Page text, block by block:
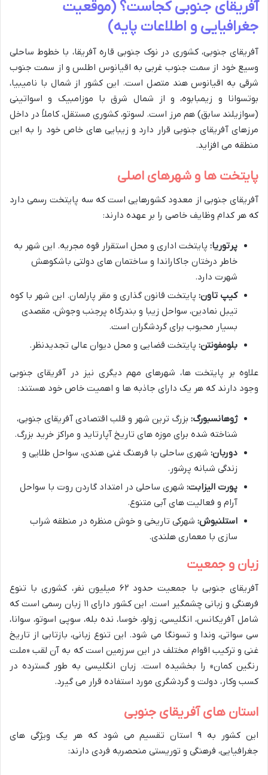
آفریقای جنوبی کجاست؟ (موقعیت
جغرافیایی و اطلاعات پایه)
آفریقای جنوبی، کشوری در نوک جنوبی قاره آفریقا، با خطوط ساحلی
وسیع خود از سمت جنوب غربی به اقیانوس اطلس و از سمت جنوب
شرقی به اقیانوس هند متصل است. این کشور از شمال با نامیبیا،
بوتسوانا و زیمبابوه، و از شمال شرق با موزامبیک و اسواتینی
(سوازیلند سابق) هم مرز است. لسوتو، کشوری مستقل، کاملاً در داخل
مرزهای آفریقای جنوبی قرار دارد و زیبایی های خاص خود را به این
منطقه می افزاید.
پایتخت ها و شهرهای اصلی
آفریقای جنوبی از معدود کشورهایی است که سه پایتخت رسمی دارد
که هر کدام وظایف خاصی را بر عهده دارند:
پرتوریا: پایتخت اداری و محل استقرار قوه مجریه. این شهر به
خاطر درختان جاکاراندا و ساختمان های دولتی باشکوهش
شهرت دارد.
کیپ تاون: پایتخت قانون گذاری و مقر پارلمان. این شهر با کوه
تیبل نمادین، سواحل زیبا و بندرگاه پرجنب وجوش، مقصدی
بسیار محبوب برای گردشگران است.
بلومفونتن: پایتخت قضایی و محل دیوان عالی تجدیدنظر.
علاوه بر پایتخت ها، شهرهای مهم دیگری نیز در آفریقای جنوبی
وجود دارند که هر یک دارای جاذبه ها و اهمیت خاص خود هستند:
ژوهانسبورگ: بزرگ ترین شهر و قلب اقتصادی آفریقای جنوبی،
شناخته شده برای موزه های تاریخ آپارتاید و مراکز خرید بزرگ.
دوربان: شهری ساحلی با فرهنگ غنی هندی، سواحل طلایی و
زندگی شبانه پرشور.
پورت الیزابت: شهری ساحلی در امتداد گاردن روت با سواحل
آرام و فعالیت های آبی متنوع.
استلنبوش: شهرکی تاریخی و خوش منظره در منطقه شراب
سازی با معماری هلندی.
زبان و جمعیت
آفریقای جنوبی با جمعیت حدود ۶۲ میلیون نفر، کشوری با تنوع
فرهنگی و زبانی چشمگیر است. این کشور دارای ۱۱ زبان رسمی است که
شامل آفریکانس، انگلیسی، زولو، خوسا، نده بله، سوپی اسوتو، سوانا،
سی سواتی، وندا و تسونگا می شود. این تنوع زبانی، بازتابی از تاریخ
غنی و ترکیب اقوام مختلف در این سرزمین است که به آن لقب «ملت
رنگین کمان» را بخشیده است. زبان انگلیسی به طور گسترده در
کسب وکار، دولت و گردشگری مورد استفاده قرار می گیرد.
استان های آفریقای جنوبی
این کشور به ۹ استان تقسیم می شود که هر یک ویژگی های
جغرافیایی، فرهنگی و توریستی منحصربه فردی دارند: